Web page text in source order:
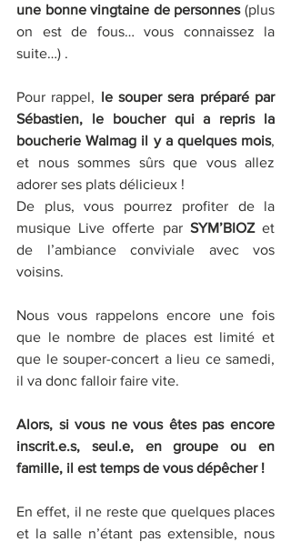
une bonne vingtaine de personnes (plus
on est de fous… vous connaissez la
suite…) .
Pour rappel, le souper sera préparé par
Sébastien, le boucher qui a repris la
boucherie Walmag il y a quelques mois,
et nous sommes sûrs que vous allez
adorer ses plats délicieux !
De plus, vous pourrez profiter de la
musique Live offerte par SYM’BIOZ et
de l’ambiance conviviale avec vos
voisins.
Nous vous rappelons encore une fois
que le nombre de places est limité et
que le souper-concert a lieu ce samedi,
il va donc falloir faire vite.
Alors, si vous ne vous êtes pas encore
inscrit.e.s, seul.e, en groupe ou en
famille, il est temps de vous dépêcher !
En effet, il ne reste que quelques places
et la salle n’étant pas extensible, nous